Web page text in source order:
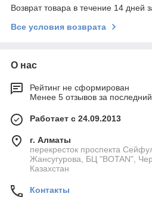
Возврат товара в течение 14 дней
Все условия возврата
О нас
Рейтинг не сформирован
Менее 5 отзывов за последний
Работает с 24.09.2013
г. Алматы
перекресток проспекта
Жансугурова, БЦ "BOTAN",
Казахстан
Контакты